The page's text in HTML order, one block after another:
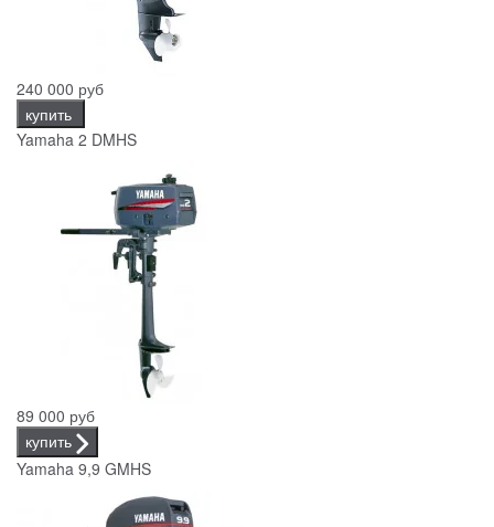
240 000 руб
купить
Yamaha 2 DMHS
89 000 руб
купить
Yamaha 9,9 GMHS